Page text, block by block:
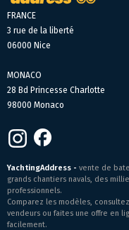
FRANCE
3 rue de la liberté
06000 Nice
MONACO
28 Bd Princesse Charlotte
98000 Monaco
YachtingAddress - vente de
grands chantiers navals, des
professionnels.
Comparez les modèles,
vendeurs ou faites une offre en
facilement.